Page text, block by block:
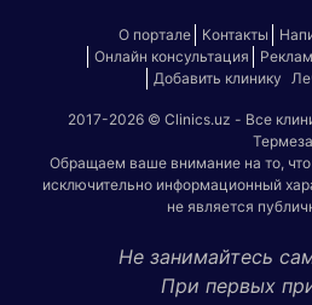
О портале Контакты
Онлайн консультация
Добавить клинику
2017-2026 © Clinics.uz - Все
Термеза
Обращаем ваше внимание на то, что
исключительно информационный
не является
Не занимайтесь
При первых